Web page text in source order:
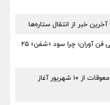
خبر از انتقال ستاره‌ها
افت ۳۶ درصدی فروش پتروشیمی فن آوران؛ چرا سود «شفن» ۲۵
خبر مهم برای بازنشستگان؛ واریز معوقات از ۱۰ شهریور آغاز